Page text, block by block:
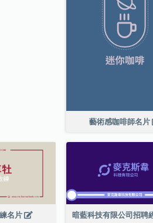
藝術感咖啡師名片
名片